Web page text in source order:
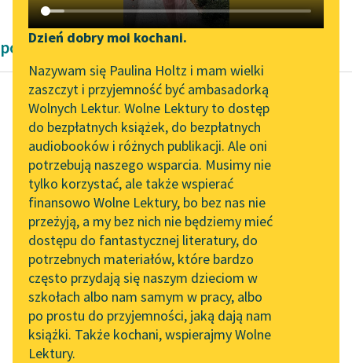
Katalog DAISY
Podkasty o książkach
Zgłoś brak utworu
Aktualności
„Prokurator Alicja Horn”
do słuchania
Byliśmy częścią AI Impact
Lab
Zapraszamy na spotkanie
online z tłumaczkami
literatury skandynawskiej
Spotkanie z Katarzyną
Tunkiel w Oslo
102. lata temu zmarł
Joseph Conrad
Narzędzia
Mapa Wolnych Lektur
Leśmianator
Przewodnik dla piszących i
czytających
API
OAI-PMH
Widget Wolnych Lektur
Przypisy
Dzień dobry moi kochani.
Nazywam się Paulina Holtz i mam wielki
zaszczyt i przyjemność być ambasadorką
Wolnych Lektur. Wolne Lektury to dostęp
do bezpłatnych książek, do bezpłatnych
audiobooków i różnych publikacji. Ale oni
potrzebują naszego wsparcia. Musimy nie
tylko korzystać, ale także wspierać
finansowo Wolne Lektury, bo bez nas nie
przeżyją, a my bez nich nie będziemy mieć
dostępu do fantastycznej literatury, do
potrzebnych materiałów, które bardzo
często przydają się naszym dzieciom w
szkołach albo nam samym w pracy, albo
po prostu do przyjemności, jaką dają nam
książki. Także kochani, wspierajmy Wolne
Lektury.
powieści kryminalne Arthura Conan Doyle'a
Arthur Conan Doyle
Dolina trwogi
Twarz mu się
rozpromieniła; zacierał
kościste ręce,
słuchając skąpych, lecz
znamiennych
szczegółów.
Zapomnieliśmy o
szeregu...